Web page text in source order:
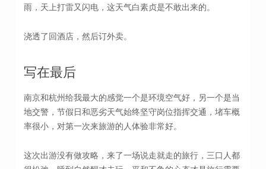
雨，天上打雷又闪电，这天气白素贞是不敢出来的。
浇透了回酒店，然后订外卖。
写在最后
南京和杭州给我最大的感觉一个是环境空气好，另一个是当
地交警，节假日和恶劣天气始终坚守岗位指挥交通，堵车概
率很小，对第一次来旅游的人体验非常好。
这次出游没有做攻略，来了一场说走就走的旅行，三口人都